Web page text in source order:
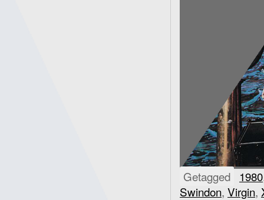
Getagged 1980
Swindon, Virgin,